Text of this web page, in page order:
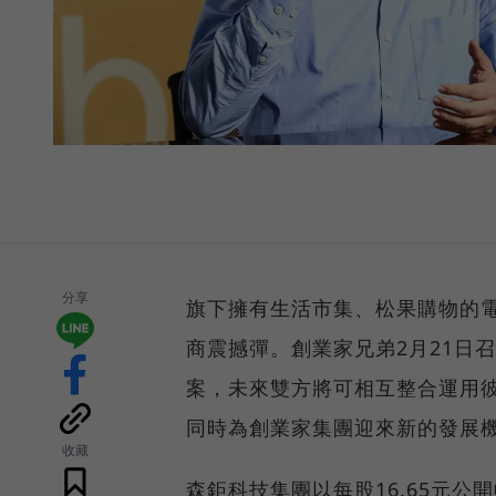
分享
收藏
旗下擁有生活市集、松果購物的
商震撼彈。創業家兄弟2月21日
案，未來雙方將可相互整合運用
同時為創業家集團迎來新的發展
森鉅科技集團以每股16.65元公